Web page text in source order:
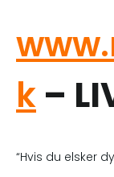
k –
“Hvis du elsker